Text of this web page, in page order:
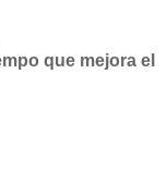
que mejora el